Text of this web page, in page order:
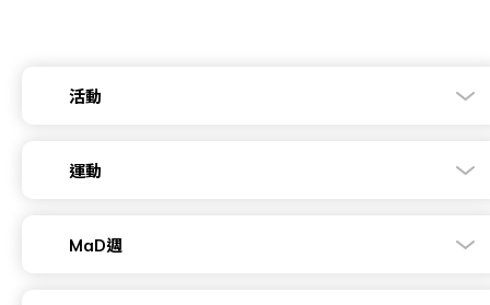
活動
運動
MaD週